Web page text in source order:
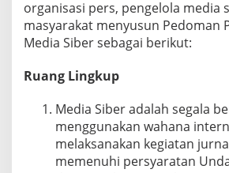
Y
R
E
D
A
S
I
organisasi pers, pengelola media
masyarakat menyusun Pedoman
Media Siber sebagai berikut:
Ruang Lingkup
Media Siber adalah segala
menggunakan wahana
melaksanakan kegiatan
memenuhi persyaratan